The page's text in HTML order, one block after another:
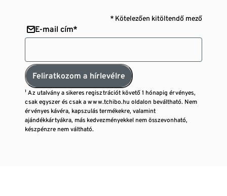
* Kötelezően kitöltendő mező
E-mail cím*
Feliratkozom a hírlevélre
¹ Az utalvány a sikeres regisztrációt követő 1 hónapig érvényes,
csak egyszer és csak a www.tchibo.hu oldalon beváltható. Nem
érvényes kávéra, kapszulás termékekre, valamint
ajándékkártyákra, más kedvezményekkel nem összevonható,
készpénzre nem váltható.